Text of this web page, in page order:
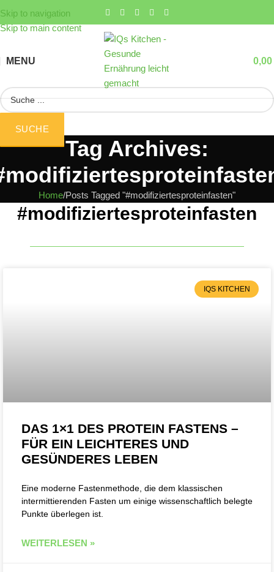
Skip to navigation
Skip to main content
MENU 0,00
SUCHE
Tag Archives:
Home Posts Tagged "#modifiziertesproteinfasten"
#modifiziertesproteinfasten
IQS KITCHEN
DAS 1×1 DES PROTEIN FASTENS –
FÜR EIN LEICHTERES UND
GESÜNDERES LEBEN
Eine moderne Fastenmethode, die dem klassischen
intermittierenden Fasten um einige wissenschaftlich belegte
Punkte überlegen ist.
WEITERLESEN »